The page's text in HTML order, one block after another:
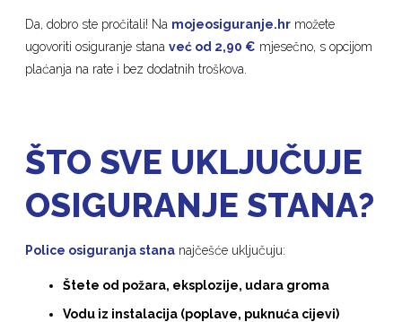
Da, dobro ste pročitali! Na mojeosiguranje.hr možete
ugovoriti osiguranje stanaveć od 2,90 € mjesečno, s opcijom
plaćanja na rate i bez dodatnih troškova.
ŠTO SVE UKLJUČUJE
OSIGURANJE STANA?
Police osiguranja stana najčešće uključuju:
Štete od požara, eksplozije, udara groma
Vodu iz instalacija (poplave, puknuća cijevi)